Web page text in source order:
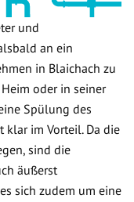
und
an ein
in Blaichach zu
oder in seiner
Spülung des
klar im Vorteil. Da die
sind die
äußerst
sich zudem um eine